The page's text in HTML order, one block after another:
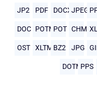
JP2 PDF DOCXJPEG
DOC POTMPOT CHM
OST XLTM BZ2 JPG
DOTMPPS